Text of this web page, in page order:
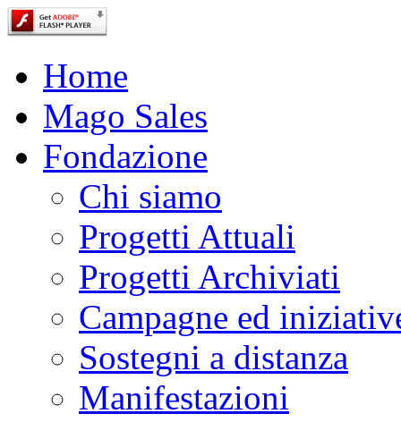
Home
Mago Sales
Fondazione
Chi siamo
Progetti Attuali
Progetti Archiviati
Campagne ed
Sostegni a distanza
Manifestazioni